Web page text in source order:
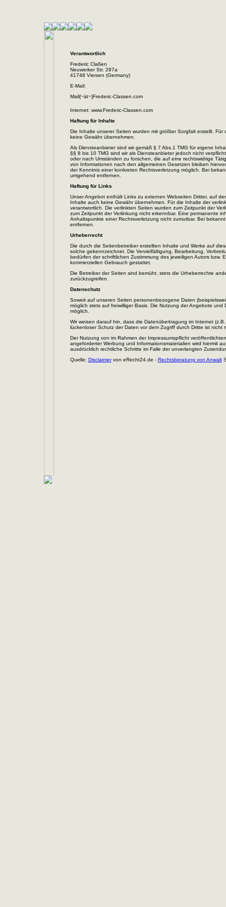
Verantwortlich
Frederic Claßen
Neuwerker Str. 297a
41748 Viersen (Germany)
E-Mail:
Mail{~ät~}Frederic-Classen.com
Internet: www.Frederic-Classen.com
Haftung für Inhalte
Die Inhalte unserer Seiten wurden mit größter Sorgfalt erstellt.
keine Gewähr übernehmen.
Als Diensteanbieter sind wir gemäß § 7 Abs.1 TMG für eigene
§§ 8 bis 10 TMG sind wir als Diensteanbieter jedoch nicht
oder nach Umständen zu forschen, die auf eine rechtswidrige
von Informationen nach den allgemeinen Gesetzen bleiben
der Kenntnis einer konkreten Rechtsverletzung möglich. Bei
umgehend entfernen.
Haftung für Links
Unser Angebot enthält Links zu externen Webseiten Dritter, auf
Inhalte auch keine Gewähr übernehmen. Für die Inhalte der
verantwortlich. Die verlinkten Seiten wurden zum Zeitpunkt der
zum Zeitpunkt der Verlinkung nicht erkennbar. Eine permanente
Anhaltspunkte einer Rechtsverletzung nicht zumutbar. Bei
entfernen.
Urheberrecht
Die durch die Seitenbetreiber erstellten Inhalte und Werke auf
solche gekennzeichnet. Die Vervielfältigung, Bearbeitung,
bedürfen der schriftlichen Zustimmung des jeweiligen Autors
kommerziellen Gebrauch gestattet.
Die Betreiber der Seiten sind bemüht, stets die Urheberrechte
zurückzugreifen.
Datenschutz
Soweit auf unseren Seiten personenbezogene Daten
möglich stets auf freiwilliger Basis. Die Nutzung der Angebote
möglich.
Wir weisen darauf hin, dass die Datenübertragung im Internet
lückenloser Schutz der Daten vor dem Zugriff durch Dritte ist nicht
Der Nutzung von im Rahmen der Impressumspflicht
angeforderter Werbung und Informationsmaterialien wird hiermit
ausdrücklich rechtliche Schritte im Falle der unverlangten
Quelle: Disclaimervon eRecht24.de - Rechtsberatung von Anwalt